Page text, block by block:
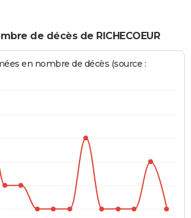
de décès de RICHECOEUR
en nombre de décès (source :